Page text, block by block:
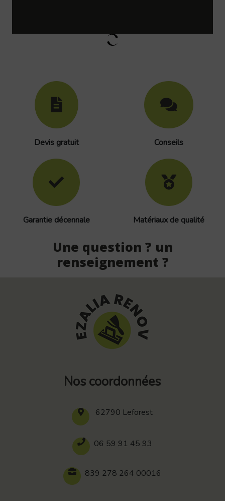
Devis gratuit Conseils
Garantie décennale Matériaux de qualité
Une question ? un
renseignement ?
Nos coordonnées
62790 Leforest
06 59 91 45 93
839 278 264 00016